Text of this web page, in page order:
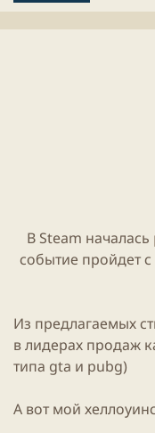
б
ч
В Steam началась
событие пройдет
Из предлагаемых
в лидерах продаж
типа gta и pubg)
А вот мой